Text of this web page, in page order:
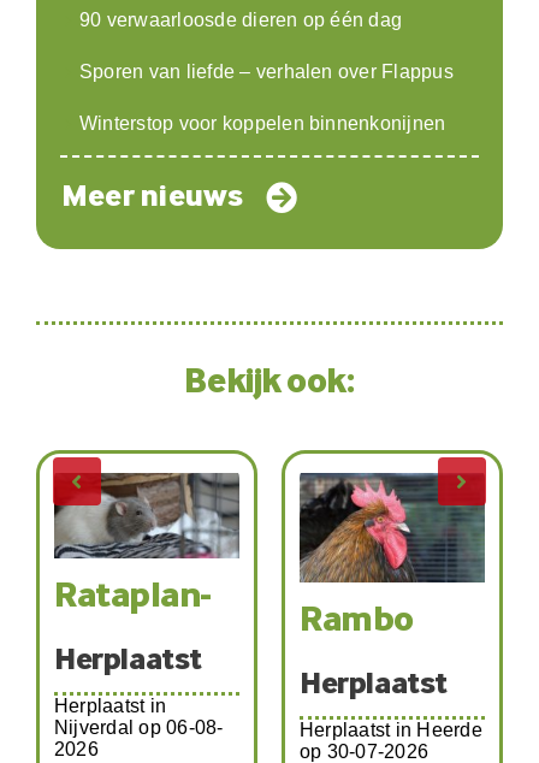
90 verwaarloosde dieren op één dag
Sporen van liefde – verhalen over Flappus
Winterstop voor koppelen binnenkonijnen
Meer nieuws
Bekijk ook:
Rataplan-
Herplaatst
Herplaatst in
Nijverdal op 06-08-
2026
Rambo
Herplaatst
Herplaatst in Heerde
op 30-07-2026